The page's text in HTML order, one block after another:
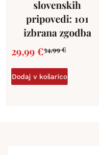
slovenskih
pripovedi: 101
izbrana zgodba
34,99€
29,99€
Dodaj v košarico